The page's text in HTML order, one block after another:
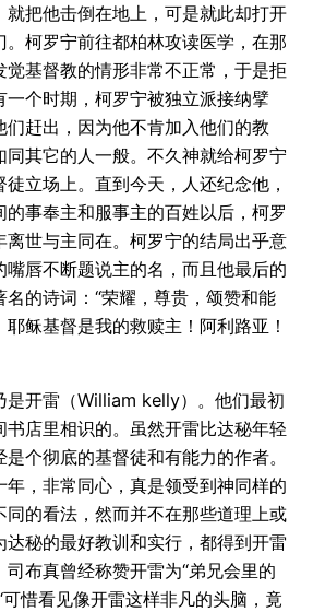
就把他击倒在地上，可是就此却打开
。柯罗宁前往都柏林攻读医学，在那
觉基督教的情形非常不正常，于是拒
一个时期，柯罗宁被独立派接纳擘
们赶出，因为他不肯加入他们的教
同其它的人一般。不久神就给柯罗宁
立场上。直到今天，人还纪念他，
事奉主和服事主的百姓以后，柯罗
离世与主同在。柯罗宁的结局出乎意
嘴唇不断题说主的名，而且他最后的
的诗词：“荣耀，尊贵，颂赞和能
稣基督是我的救赎主！阿利路亚！
是开雷（William kelly）。他们最初
书店里相识的。虽然开雷比达秘年轻
个彻底的基督徒和有能力的作者。
年，非常同心，真是领受到神同样的
同的看法，然而并不在那些道理上或
达秘的最好教训和实行，都得到开雷
布真曾经称赞开雷为“弟兄会里的
惜看见像开雷这样非凡的头脑，竟